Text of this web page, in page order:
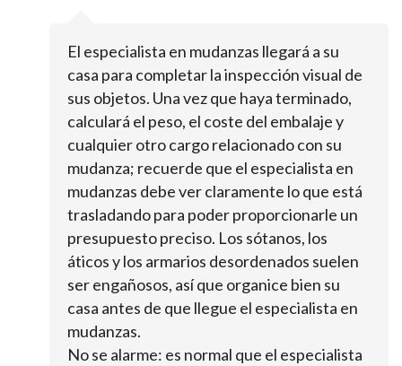
El especialista en mudanzas llegará a su
casa para completar la inspección visual de
sus objetos. Una vez que haya terminado,
calculará el peso, el coste del embalaje y
cualquier otro cargo relacionado con su
mudanza; recuerde que el especialista en
mudanzas debe ver claramente lo que está
trasladando para poder proporcionarle un
presupuesto preciso. Los sótanos, los
áticos y los armarios desordenados suelen
ser engañosos, así que organice bien su
casa antes de que llegue el especialista en
mudanzas.
No se alarme: es normal que el especialista